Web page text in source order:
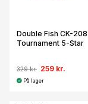
Double Fish CK-208
Tournament 5-Star
329 kr. 259 kr.
På lager